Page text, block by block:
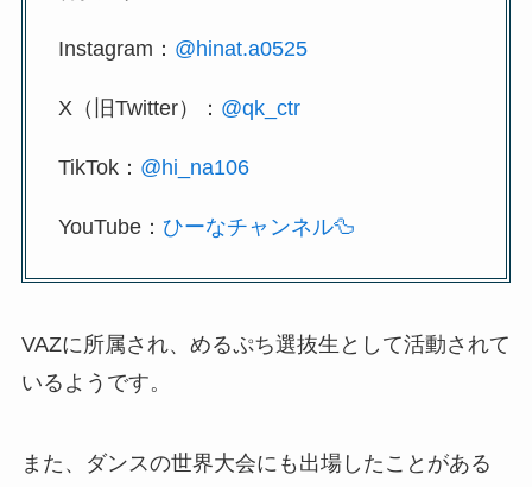
Instagram： @hinat.a0525
X（旧Twitter）： @qk_ctr
TikTok： @hi_na106
YouTube： ひーなチャンネル🦆
VAZに所属され、めるぷち選抜生として活動されて
いるようです。
また、ダンスの世界大会にも出場したことがある